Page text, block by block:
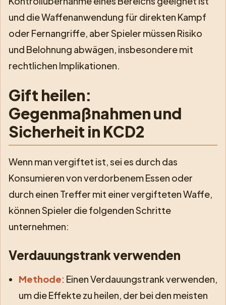
und die Waffenanwendung für direkten Kampf
oder Fernangriffe, aber Spieler müssen Risiko
und Belohnung abwägen, insbesondere mit
rechtlichen Implikationen.
Gift heilen:
Gegenmaßnahmen und
Sicherheit in KCD2
Wenn man vergiftet ist, sei es durch das
Konsumieren von verdorbenem Essen oder
durch einen Treffer mit einer vergifteten Waffe,
können Spieler die folgenden Schritte
unternehmen:
Verdauungstrank verwenden
Methode: Einen Verdauungstrank verwenden,
um die Effekte zu heilen, der bei den meisten